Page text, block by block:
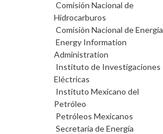
Comisión Nacional de
Hidrocarburos
Comisión Nacional de Energía
Energy Information
Administration
Instituto de Investigaciones
Eléctricas
Instituto Mexicano del
Petróleo
Petróleos Mexicanos
Secretaría de Energía